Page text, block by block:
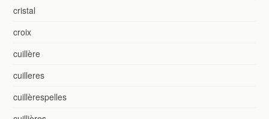
cristal
croix
cuillère
cuilleres
cuillèrespelles